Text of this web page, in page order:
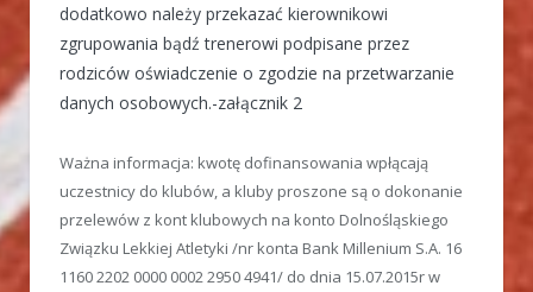
dodatkowo należy przekazać kierownikowi
zgrupowania bądź trenerowi podpisane przez
rodziców oświadczenie o zgodzie na przetwarzanie
danych osobowych.-załącznik 2
Ważna informacja: kwotę dofinansowania wpłącają
uczestnicy do klubów, a kluby proszone są o dokonanie
przelewów z kont klubowych na konto Dolnośląskiego
Związku Lekkiej Atletyki /nr konta Bank Millenium S.A. 16
1160 2202 0000 0002 2950 4941/ do dnia 15.07.2015r w